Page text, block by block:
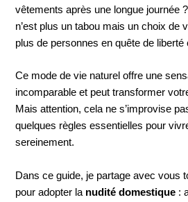
vêtements après une longue journée
n’est plus un tabou mais un choix de
plus de personnes en quête de liberté
Ce mode de vie naturel offre une
incomparable et peut transformer
Mais attention, cela ne s’improvise
quelques règles essentielles pour
sereinement.
Dans ce guide, je partage avec vous
pour adopter la nudité domestique :